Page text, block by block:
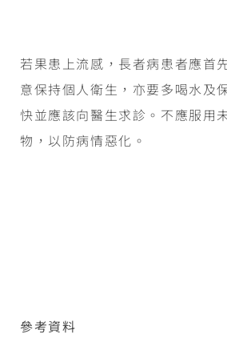
若果患上流感，長者病患者應首
意保持個人衛生，亦要多喝水及
快並應該向醫生求診。不應服用
物，以防病情惡化。
參考資料